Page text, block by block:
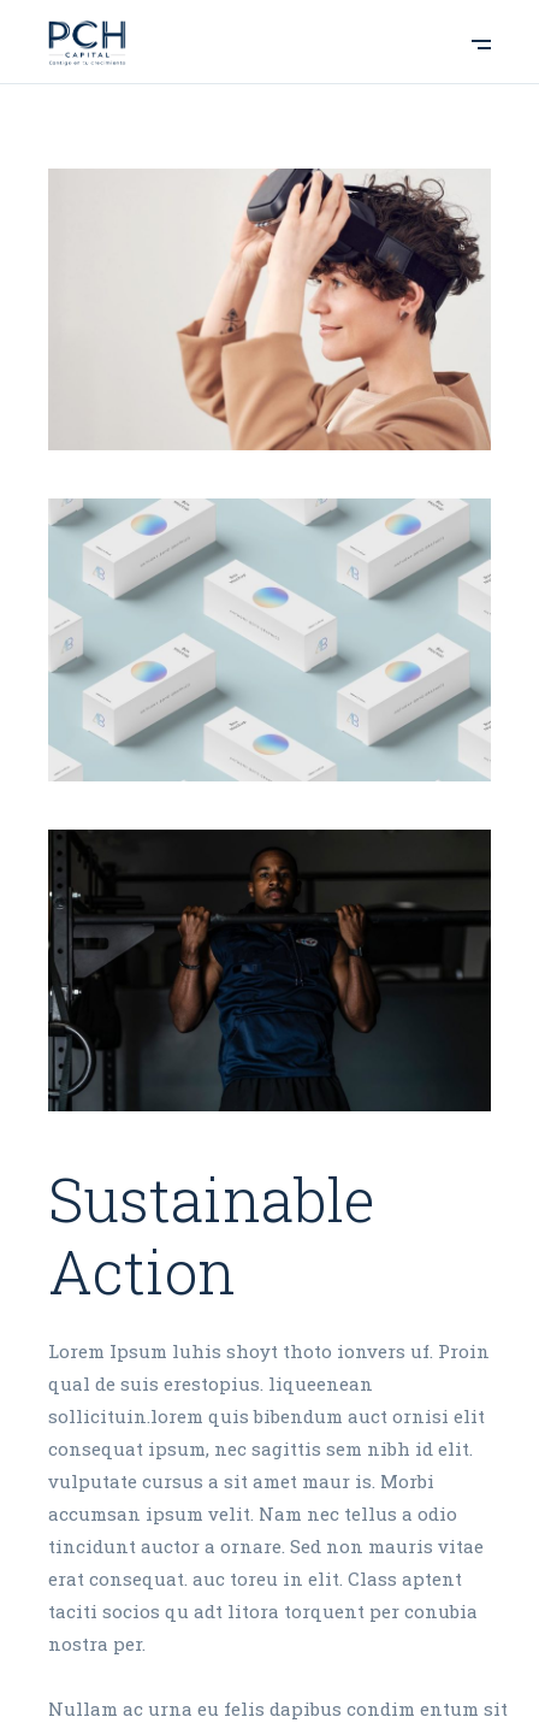
Sustainable
Action
Lorem Ipsum luhis shoyt thoto ionvers uf. Proin
qual de suis erestopius. liqueenean
sollicituin.lorem quis bibendum auct ornisi elit
consequat ipsum, nec sagittis sem nibh id elit.
vulputate cursus a sit amet maur is. Morbi
accumsan ipsum velit. Nam nec tellus a odio
tincidunt auctor a ornare. Sed non mauris vitae
erat consequat. auc toreu in elit. Class aptent
taciti socios qu adt litora torquent per conubia
nostra per.
Nullam ac urna eu felis dapibus condim entum sit